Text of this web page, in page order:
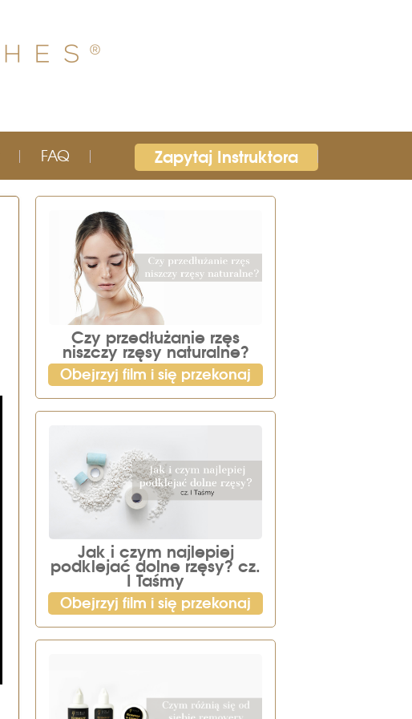
FAQ Zapytaj Instruktora
Czy przedłużanie rzęs
niszczy rzęsy naturalne?
Obejrzyj film i się przekonaj
Jak i czym najlepiej
podklejać dolne rzęsy? cz.
I Taśmy
Obejrzyj film i się przekonaj